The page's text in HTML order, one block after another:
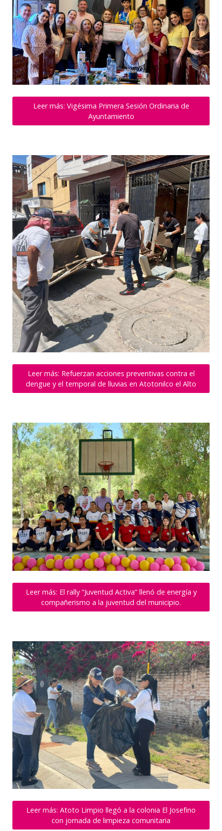
Leer más: Vigésima Primera Sesión Ordinaria de
Ayuntamiento
Leer más: Refuerzan acciones preventivas contra el
dengue y el temporal de lluvias en Atotonilco el Alto
Leer más: El rally “Juventud Activa” llenó de energía y
compañerismo a la juventud del municipio.
Leer más: Atoto Limpio llegó a la colonia El Josefino
con jornada de limpieza comunitaria